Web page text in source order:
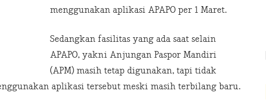
menggunakan aplikasi APAPO per 1 Maret.
Sedangkan fasilitas yang ada saat selain
APAPO, yakni Anjungan Paspor Mandiri
(APM) masih tetap digunakan, tapi tidak
aplikasi tersebut meski masih terbilang baru.